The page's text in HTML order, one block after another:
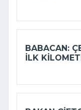
BABACAN:
ILK